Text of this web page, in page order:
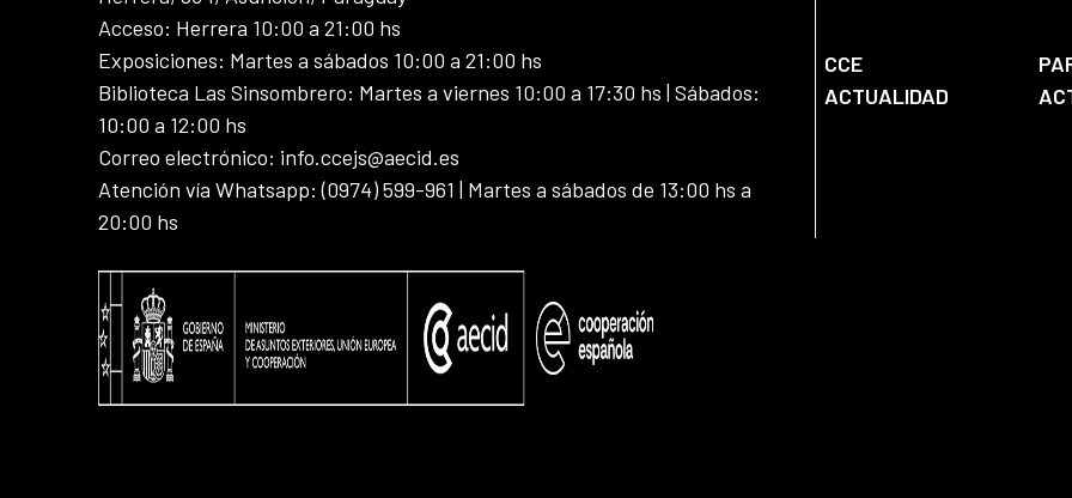
Acceso: Herrera 10:00 a 21:00 hs
Exposiciones: Martes a sábados 10:00 a 21:00 hs
Biblioteca Las Sinsombrero: Martes a viernes 10:00 a 17:30 hs | Sábados:
10:00 a 12:00 hs
Correo electrónico: info.ccejs@aecid.es
Atención vía Whatsapp: (0974) 599-961 | Martes a sábados de 13:00 hs a
20:00 hs
CCE
ACTUALIDAD